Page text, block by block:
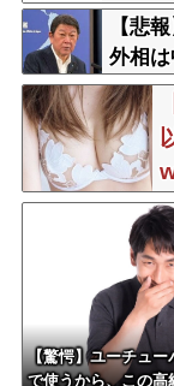
郎【悲
外相
【驚愕】ユーチュー
で使うから、この高